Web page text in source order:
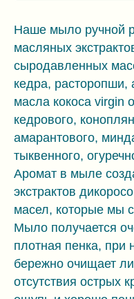
Наше мыло ручной
масляных
сыродавленных
кедра, расторопши,
масла кокоса virgin
кедрового,
амарантового,
тыквенного,
Аромат в мыле
экстрактов
масел, которые мы
Мыло получается
плотная пенка, при
бережно очищает
отсутствия острых